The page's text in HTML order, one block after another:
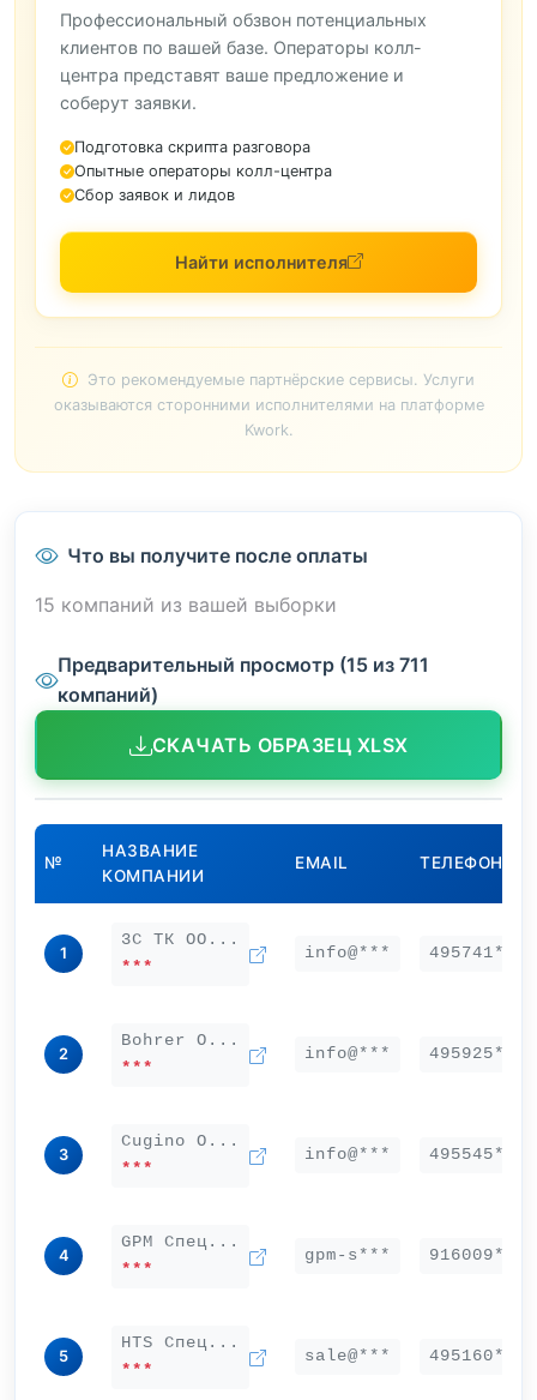
Профессиональный обзвон потенциальных
клиентов по вашей базе. Операторы колл-
центра представят ваше предложение и
соберут заявки.
Подготовка скрипта разговора
Опытные операторы колл-центра
Сбор заявок и лидов
Найти исполнителя
Это рекомендуемые партнёрские сервисы. Услуги
оказываются сторонними исполнителями на платформе
Kwork.
Что вы получите после оплаты
15 компаний из вашей выборки
Предварительный просмотр (15 из 711
компаний)
СКАЧАТЬ ОБРАЗЕЦ XLSX
№
НАЗВАНИЕ
КОМПАНИИ
EMAIL ТЕЛЕФОН
1
3С ТК ОО...
***
info@*** 495741***
2
Bohrer О...
***
info@*** 495925***
3
Cugino О...
***
info@*** 495545***
4
GPM Спец...
***
gpm-s*** 916009***
5
HTS Спец...
***
sale@*** 495160***